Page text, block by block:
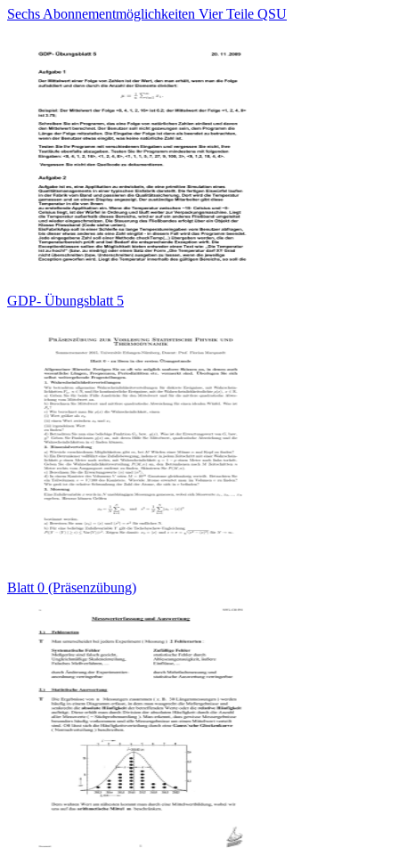
Sechs Abonnementmöglichkeiten Vier Teile QSU
GDP- Übungsblatt 5
Blatt 0 (Präsenzübung)